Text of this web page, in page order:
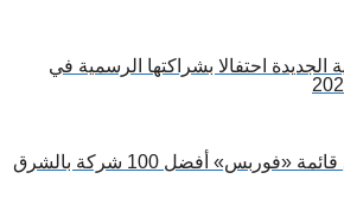
الجديدة احتفالا بشراكتها الرسمية في
المصرية للاتصالات ضمن قائمة «فوربس» أفضل 100 شركة بالشرق